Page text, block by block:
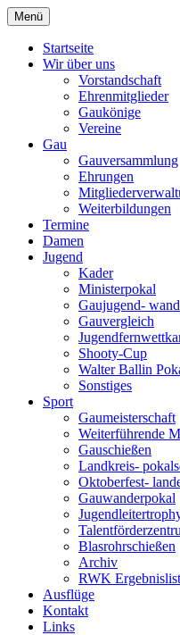
Zum
Inhalt
springen
Schützengau Simbach
Menü
Startseite
Wir über uns
Vorstandschaft
Ehrenmitglieder
Gaukönige
Vereine
Gau
Gauversammlung
Ehrungen
Weiterbildungen
Termine
Damen
Jugend
Kader
Ministerpokal
Gaujugend-
Gauvergleich
Shooty-Cup
Walter Ballin
Sonstiges
Sport
Gaumeisterschaft
Weiterführende
Gauschießen
Landkreis-
Oktoberfest-
Gauwanderpokal
Blasrohrschießen
Archiv
RWK
Ausflüge
Kontakt
Links